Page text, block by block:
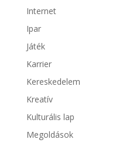
Internet
Ipar
Játék
Karrier
Kereskedelem
Kreatív
Kulturális lap
Megoldások